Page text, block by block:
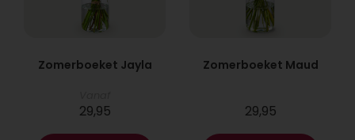
Zomerboeket Jayla
29,95
Zomerboeket Maud
29,95